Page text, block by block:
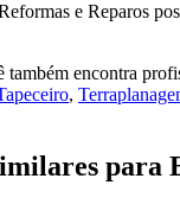
e Reparos
encontra
,
para